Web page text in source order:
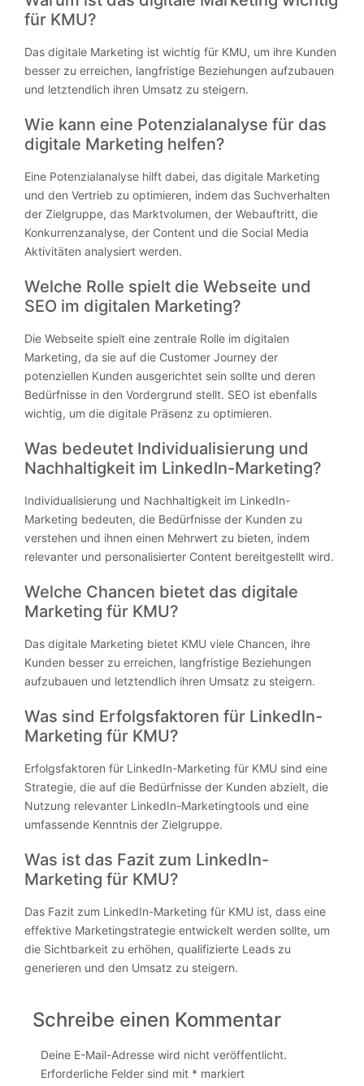
für KMU?
Das digitale Marketing ist wichtig für KMU, um ihre Kunden
besser zu erreichen, langfristige Beziehungen aufzubauen
und letztendlich ihren Umsatz zu steigern.
Wie kann eine Potenzialanalyse für das
digitale Marketing helfen?
Eine Potenzialanalyse hilft dabei, das digitale Marketing
und den Vertrieb zu optimieren, indem das Suchverhalten
der Zielgruppe, das Marktvolumen, der Webauftritt, die
Konkurrenzanalyse, der Content und die Social Media
Aktivitäten analysiert werden.
Welche Rolle spielt die Webseite und
SEO im digitalen Marketing?
Die Webseite spielt eine zentrale Rolle im digitalen
Marketing, da sie auf die Customer Journey der
potenziellen Kunden ausgerichtet sein sollte und deren
Bedürfnisse in den Vordergrund stellt. SEO ist ebenfalls
wichtig, um die digitale Präsenz zu optimieren.
Was bedeutet Individualisierung und
Nachhaltigkeit im LinkedIn-Marketing?
Individualisierung und Nachhaltigkeit im LinkedIn-
Marketing bedeuten, die Bedürfnisse der Kunden zu
verstehen und ihnen einen Mehrwert zu bieten, indem
relevanter und personalisierter Content bereitgestellt wird.
Welche Chancen bietet das digitale
Marketing für KMU?
Das digitale Marketing bietet KMU viele Chancen, ihre
Kunden besser zu erreichen, langfristige Beziehungen
aufzubauen und letztendlich ihren Umsatz zu steigern.
Was sind Erfolgsfaktoren für LinkedIn-
Marketing für KMU?
Erfolgsfaktoren für LinkedIn-Marketing für KMU sind eine
Strategie, die auf die Bedürfnisse der Kunden abzielt, die
Nutzung relevanter LinkedIn-Marketingtools und eine
umfassende Kenntnis der Zielgruppe.
Was ist das Fazit zum LinkedIn-
Marketing für KMU?
Das Fazit zum LinkedIn-Marketing für KMU ist, dass eine
effektive Marketingstrategie entwickelt werden sollte, um
die Sichtbarkeit zu erhöhen, qualifizierte Leads zu
generieren und den Umsatz zu steigern.
Schreibe einen Kommentar
Deine E-Mail-Adresse wird nicht veröffentlicht.
Erforderliche Felder sind mit * markiert